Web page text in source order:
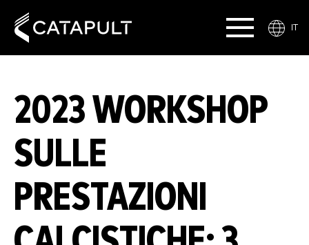
IT
2023 WORKSHOP
SULLE
PRESTAZIONI